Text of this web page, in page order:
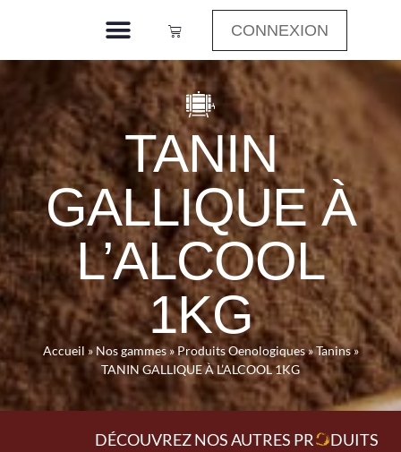
CONNEXION
TANIN
GALLIQUE À
L’ALCOOL
1KG
Accueil » Nos gammes» Produits Oenologiques»Tanins»
TANIN GALLIQUE À L’ALCOOL 1KG
DÉCOUVREZ NOS AUTRES PRODUITS